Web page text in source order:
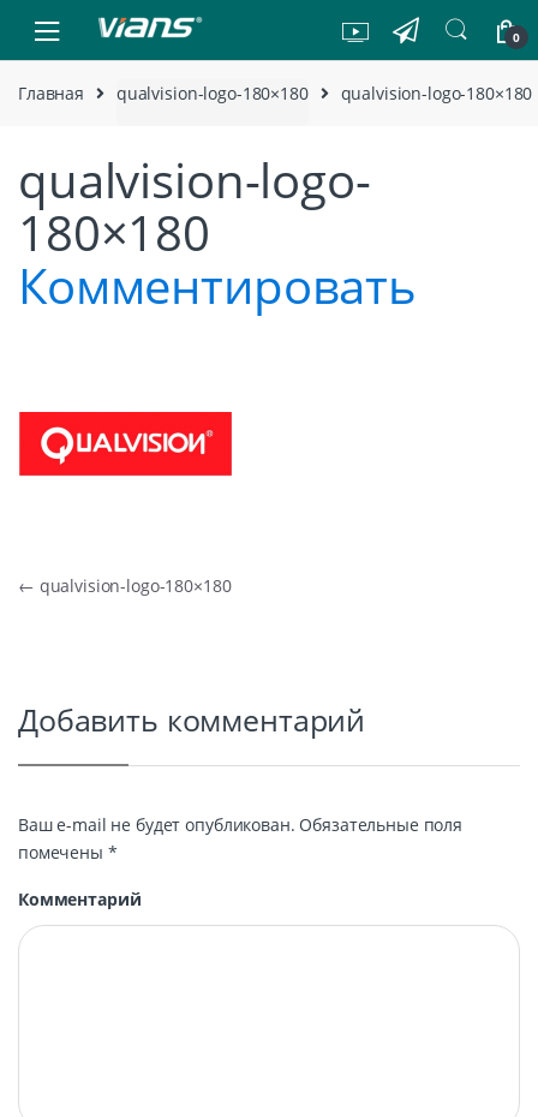
Skip to navigation
Skip to content
0
Главная qualvision-logo-180×180 qualvision-logo-180×180
qualvision-logo-
180×180
Комментировать
Навигация по записям
← qualvision-logo-180×180
Добавить комментарий
Ваш e-mail не будет опубликован. Обязательные поля
помечены *
Комментарий